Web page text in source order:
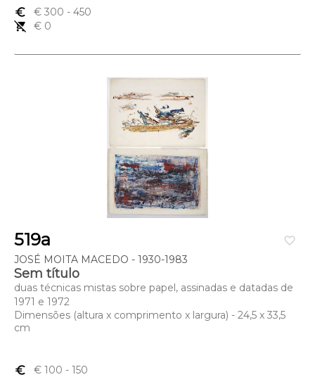
euro_symbol € 300 - 450
remove_shopping_cart
€ 0
favorite_border
519a
JOSÉ MOITA MACEDO - 1930-1983
Sem título
duas técnicas mistas sobre papel, assinadas e datadas de
1971 e 1972
Dimensões (altura x comprimento x largura) - 24,5 x 33,5
cm
euro_symbol € 100 - 150